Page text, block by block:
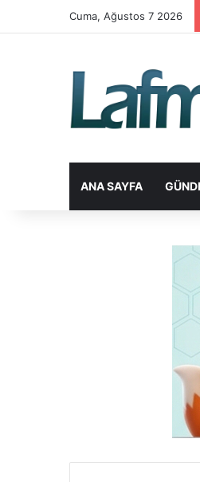
Cuma, Ağustos 7 2026
ANA SAYFA